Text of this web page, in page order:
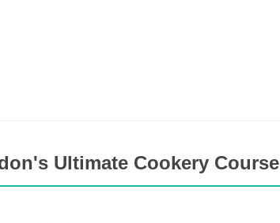
Ultimate Cookery Course